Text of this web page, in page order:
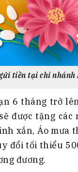
tiền tại chi nhánh
6 tháng trở
được tặng
xắn, Áo mưa
đổi tối thiểu
đương.